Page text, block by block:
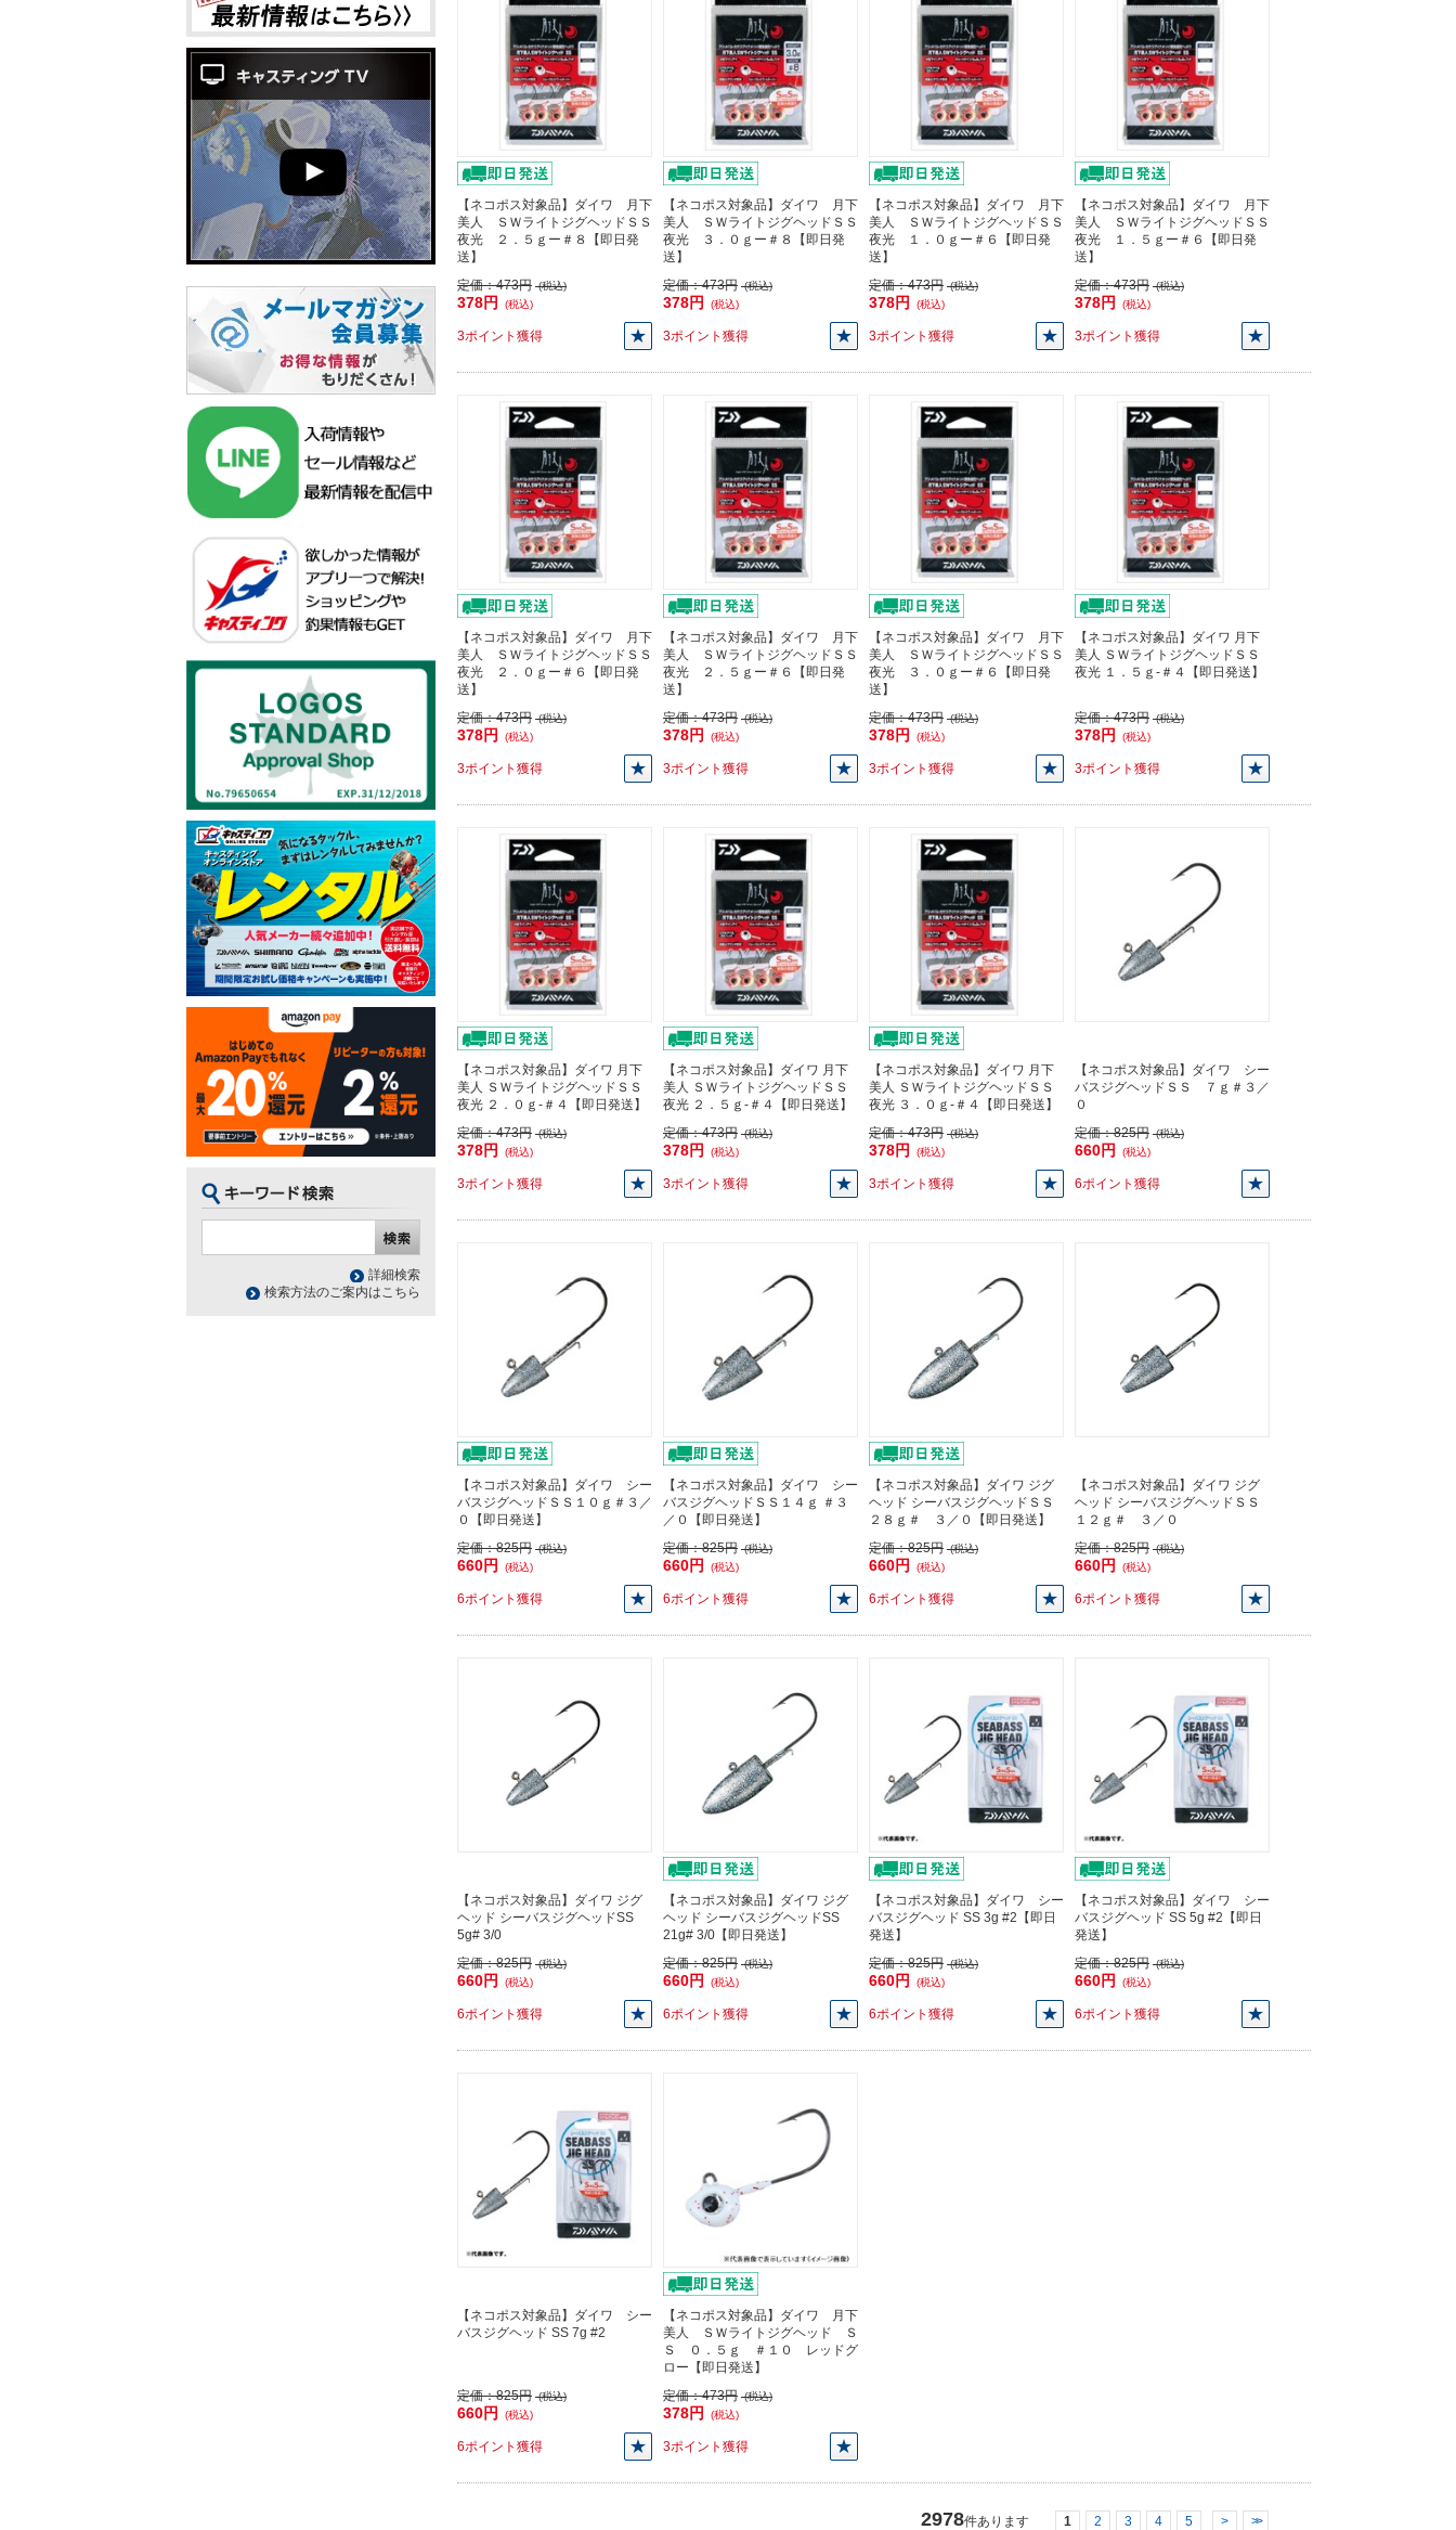
【ネコポス対象品】ダイワ 月下
美人 ＳＷライトジグヘッドＳＳ
夜光 ２．５ｇー＃８【即日発
送】
定価：473円 (税込)
378円 (税込)
3ポイント獲得
【ネコポス対象品】ダイワ 月下
美人 ＳＷライトジグヘッドＳＳ
夜光 ３．０ｇー＃８【即日発
送】
定価：473円 (税込)
378円 (税込)
3ポイント獲得
【ネコポス対象品】ダイワ 月下
美人 ＳＷライトジグヘッドＳＳ
夜光 １．０ｇー＃６【即日発
送】
定価：473円 (税込)
378円 (税込)
3ポイント獲得
【ネコポス対象品】ダイワ 月下
美人 ＳＷライトジグヘッドＳＳ
夜光 １．５ｇー＃６【即日発
送】
定価：473円 (税込)
378円 (税込)
3ポイント獲得
【ネコポス対象品】ダイワ 月下
美人 ＳＷライトジグヘッドＳＳ
夜光 ２．０ｇー＃６【即日発
送】
定価：473円 (税込)
378円 (税込)
3ポイント獲得
【ネコポス対象品】ダイワ 月下
美人 ＳＷライトジグヘッドＳＳ
夜光 ２．５ｇー＃６【即日発
送】
定価：473円 (税込)
378円 (税込)
3ポイント獲得
【ネコポス対象品】ダイワ 月下
美人 ＳＷライトジグヘッドＳＳ
夜光 ３．０ｇー＃６【即日発
送】
定価：473円 (税込)
378円 (税込)
3ポイント獲得
【ネコポス対象品】ダイワ 月下
美人 ＳＷライトジグヘッドＳＳ
夜光 １．５ｇ-＃４【即日発送】
定価：473円 (税込)
378円 (税込)
3ポイント獲得
【ネコポス対象品】ダイワ 月下
美人 ＳＷライトジグヘッドＳＳ
夜光 ２．０ｇ-＃４【即日発送】
定価：473円 (税込)
378円 (税込)
3ポイント獲得
【ネコポス対象品】ダイワ 月下
美人 ＳＷライトジグヘッドＳＳ
夜光 ２．５ｇ-＃４【即日発送】
定価：473円 (税込)
378円 (税込)
3ポイント獲得
【ネコポス対象品】ダイワ 月下
美人 ＳＷライトジグヘッドＳＳ
夜光 ３．０ｇ-＃４【即日発送】
定価：473円 (税込)
378円 (税込)
3ポイント獲得
【ネコポス対象品】ダイワ シー
バスジグヘッドＳＳ ７ｇ＃３／
０
定価：825円 (税込)
660円 (税込)
6ポイント獲得
【ネコポス対象品】ダイワ シー
バスジグヘッドＳＳ１０ｇ＃３／
０【即日発送】
定価：825円 (税込)
660円 (税込)
6ポイント獲得
【ネコポス対象品】ダイワ シー
バスジグヘッドＳＳ１４ｇ ＃３
／０【即日発送】
定価：825円 (税込)
660円 (税込)
6ポイント獲得
【ネコポス対象品】ダイワ ジグ
ヘッド シーバスジグヘッドＳＳ
２８ｇ＃ ３／０【即日発送】
定価：825円 (税込)
660円 (税込)
6ポイント獲得
【ネコポス対象品】ダイワ ジグ
ヘッド シーバスジグヘッドＳＳ
１２ｇ＃ ３／０
定価：825円 (税込)
660円 (税込)
6ポイント獲得
【ネコポス対象品】ダイワ ジグ
ヘッド シーバスジグヘッドSS
5g# 3/0
定価：825円 (税込)
660円 (税込)
6ポイント獲得
【ネコポス対象品】ダイワ ジグ
ヘッド シーバスジグヘッドSS
21g# 3/0【即日発送】
定価：825円 (税込)
660円 (税込)
6ポイント獲得
【ネコポス対象品】ダイワ シー
バスジグヘッド SS 3g #2【即日
発送】
定価：825円 (税込)
660円 (税込)
6ポイント獲得
【ネコポス対象品】ダイワ シー
バスジグヘッド SS 5g #2【即日
発送】
定価：825円 (税込)
660円 (税込)
6ポイント獲得
【ネコポス対象品】ダイワ シー
バスジグヘッド SS 7g #2
定価：825円 (税込)
660円 (税込)
6ポイント獲得
【ネコポス対象品】ダイワ 月下
美人 ＳＷライトジグヘッド Ｓ
Ｓ ０．５ｇ ＃１０ レッドグ
ロー【即日発送】
定価：473円 (税込)
378円 (税込)
3ポイント獲得
2978件あります 1 2 3 4 5 > >>
詳細検索
検索方法のご案内はこちら